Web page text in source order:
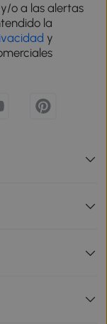
o a las alertas
la
y